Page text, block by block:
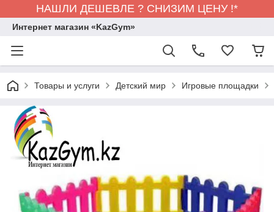
НАШЛИ ДЕШЕВЛЕ ? СНИЗИМ ЦЕНУ !*
Интернет магазин «KazGym»
Товары и услуги Детский мир Игровые площадки